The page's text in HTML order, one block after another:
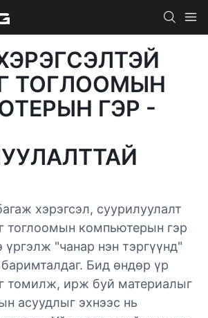
ТОГЛООМЫН
ГЭР -
хэрэгсэл, суурилуулалт
тоглоомын компьютерын гэр
үргэлж "чанар нэн тэргүүнд"
Бид өндөр үр
томилж, ирж буй материалыг
асуудлыг эхнээс нь